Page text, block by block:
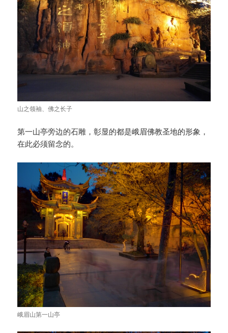
山之领袖、佛之长子
第一山亭旁边的石雕，彰显的都是峨眉佛教圣地的形象，
在此必须留念的。
峨眉山第一山亭